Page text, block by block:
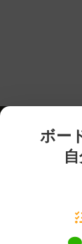
ボー